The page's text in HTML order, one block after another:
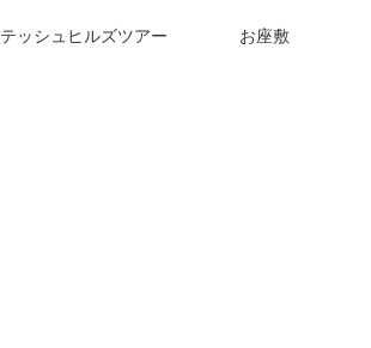
ッシュヒルズツアー お座敷